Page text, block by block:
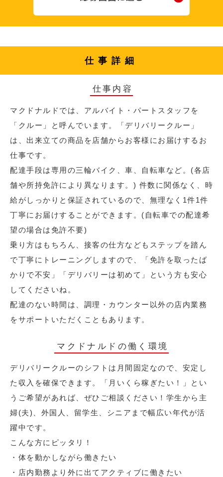
仕事詳細
仕事内容
マクドナルドでは、アルバイト・パートスタッフを
「クルー」と呼んでいます。「デリバリークルー」
は、出来立ての商品を店舗からお客様にお届けするお
仕事です。
配達手段は専用の三輪バイク、車、自転車など。(各店
舗や所持免許により異なります。) 件数に関係なく、時
給がしっかりと保証されているので、無理なく1件1件
丁寧にお届けすることができます。(自転車での配達希
望の場合は免許不要)
乗り方はもちろん、接客の仕方などもステップを踏ん
で丁寧にトレーニングしますので、「免許を取ったば
かりで不安」「デリバリーは初めて」という方も安心
してくださいね。
配達のない時間は、調理・カウンター以外の店内業務
をサポートいただくこともあります。
マクドナルドの働く環境
デリバリークルーのシフトは月間固定なので、安定し
た収入を確保できます。「月いくら稼ぎたい！」とい
うご希望があれば、ぜひご相談ください！学生から主
婦(夫)、外国人、留学生、シニアまで幅広い年代が活
躍中です。
こんな方にピッタリ！
・体を動かしながら働きたい
・店内勤務より外に出てアクティブに働きたい